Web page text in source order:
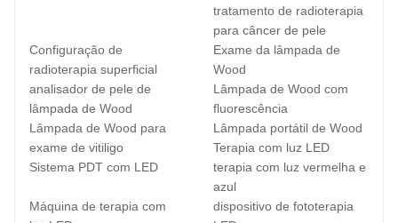
tratamento de radioterapia
para câncer de pele
Configuração de
radioterapia superficial
Exame da lâmpada de
Wood
analisador de pele de
lâmpada de Wood
Lâmpada de Wood com
fluorescência
Lâmpada de Wood para
exame de vitiligo
Lâmpada portátil de Wood
Terapia com luz LED
Sistema PDT com LED
terapia com luz vermelha e
azul
Máquina de terapia com
dispositivo de fototerapia